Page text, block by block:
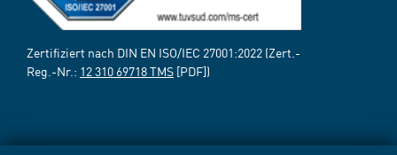
Zertifiziert nach DIN EN ISO/IEC 27001:2022 (Zert.-
Reg.-Nr.: 12 310 69718 TMS [PDF])